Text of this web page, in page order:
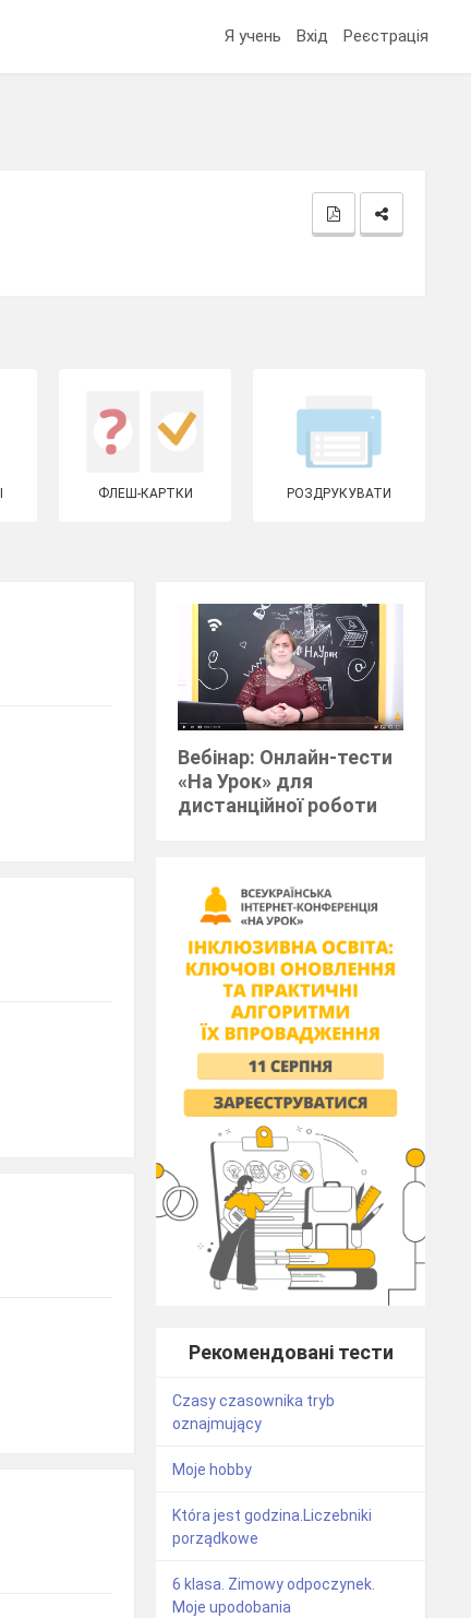
Я учень Вхід Реєстрація
ФЛЕШ-КАРТКИ РОЗДРУКУВАТИ
Вебінар: Онлайн-тести
«На Урок» для
дистанційної роботи
Рекомендовані тести
Czasy czasownika tryb
oznajmujący
Moje hobby
Która jest godzina.Liczebniki
porządkowe
6 klasa. Zimowy odpoczynek.
Moje upodobania